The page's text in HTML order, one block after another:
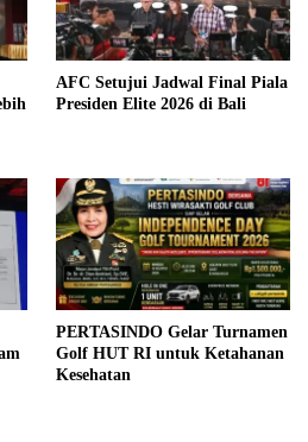
AFC Setujui Jadwal Final Piala
Presiden Elite 2026 di Bali
PERTASINDO Gelar Turnamen
Golf HUT RI untuk Ketahanan
Kesehatan